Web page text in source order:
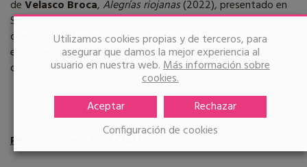
deVelasco Broca, Alegrías riojanas(2022), presentado en
Sitges este año; oIzaro limoari eztia, codirigido por la
compositoraIzaroAndrés yAnder Merino, y en el que los
espectadores asisten a la preparación del concierto de la
cantante vizcaína en el velódromo de Anoeta.
PROYECCIONES ESPECIALES
Utilizamos cookies propias y de terceros, para
asegurar que damos la mejor experiencia al
usuario en nuestra web.Más información sobre
cookies.
Aceptar
Rechazar
Configuración de cookies